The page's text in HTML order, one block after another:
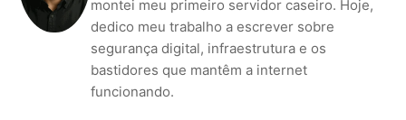
montei meu primeiro servidor caseiro. Hoje,
dedico meu trabalho a escrever sobre
segurança digital, infraestrutura e os
bastidores que mantêm a internet
funcionando.